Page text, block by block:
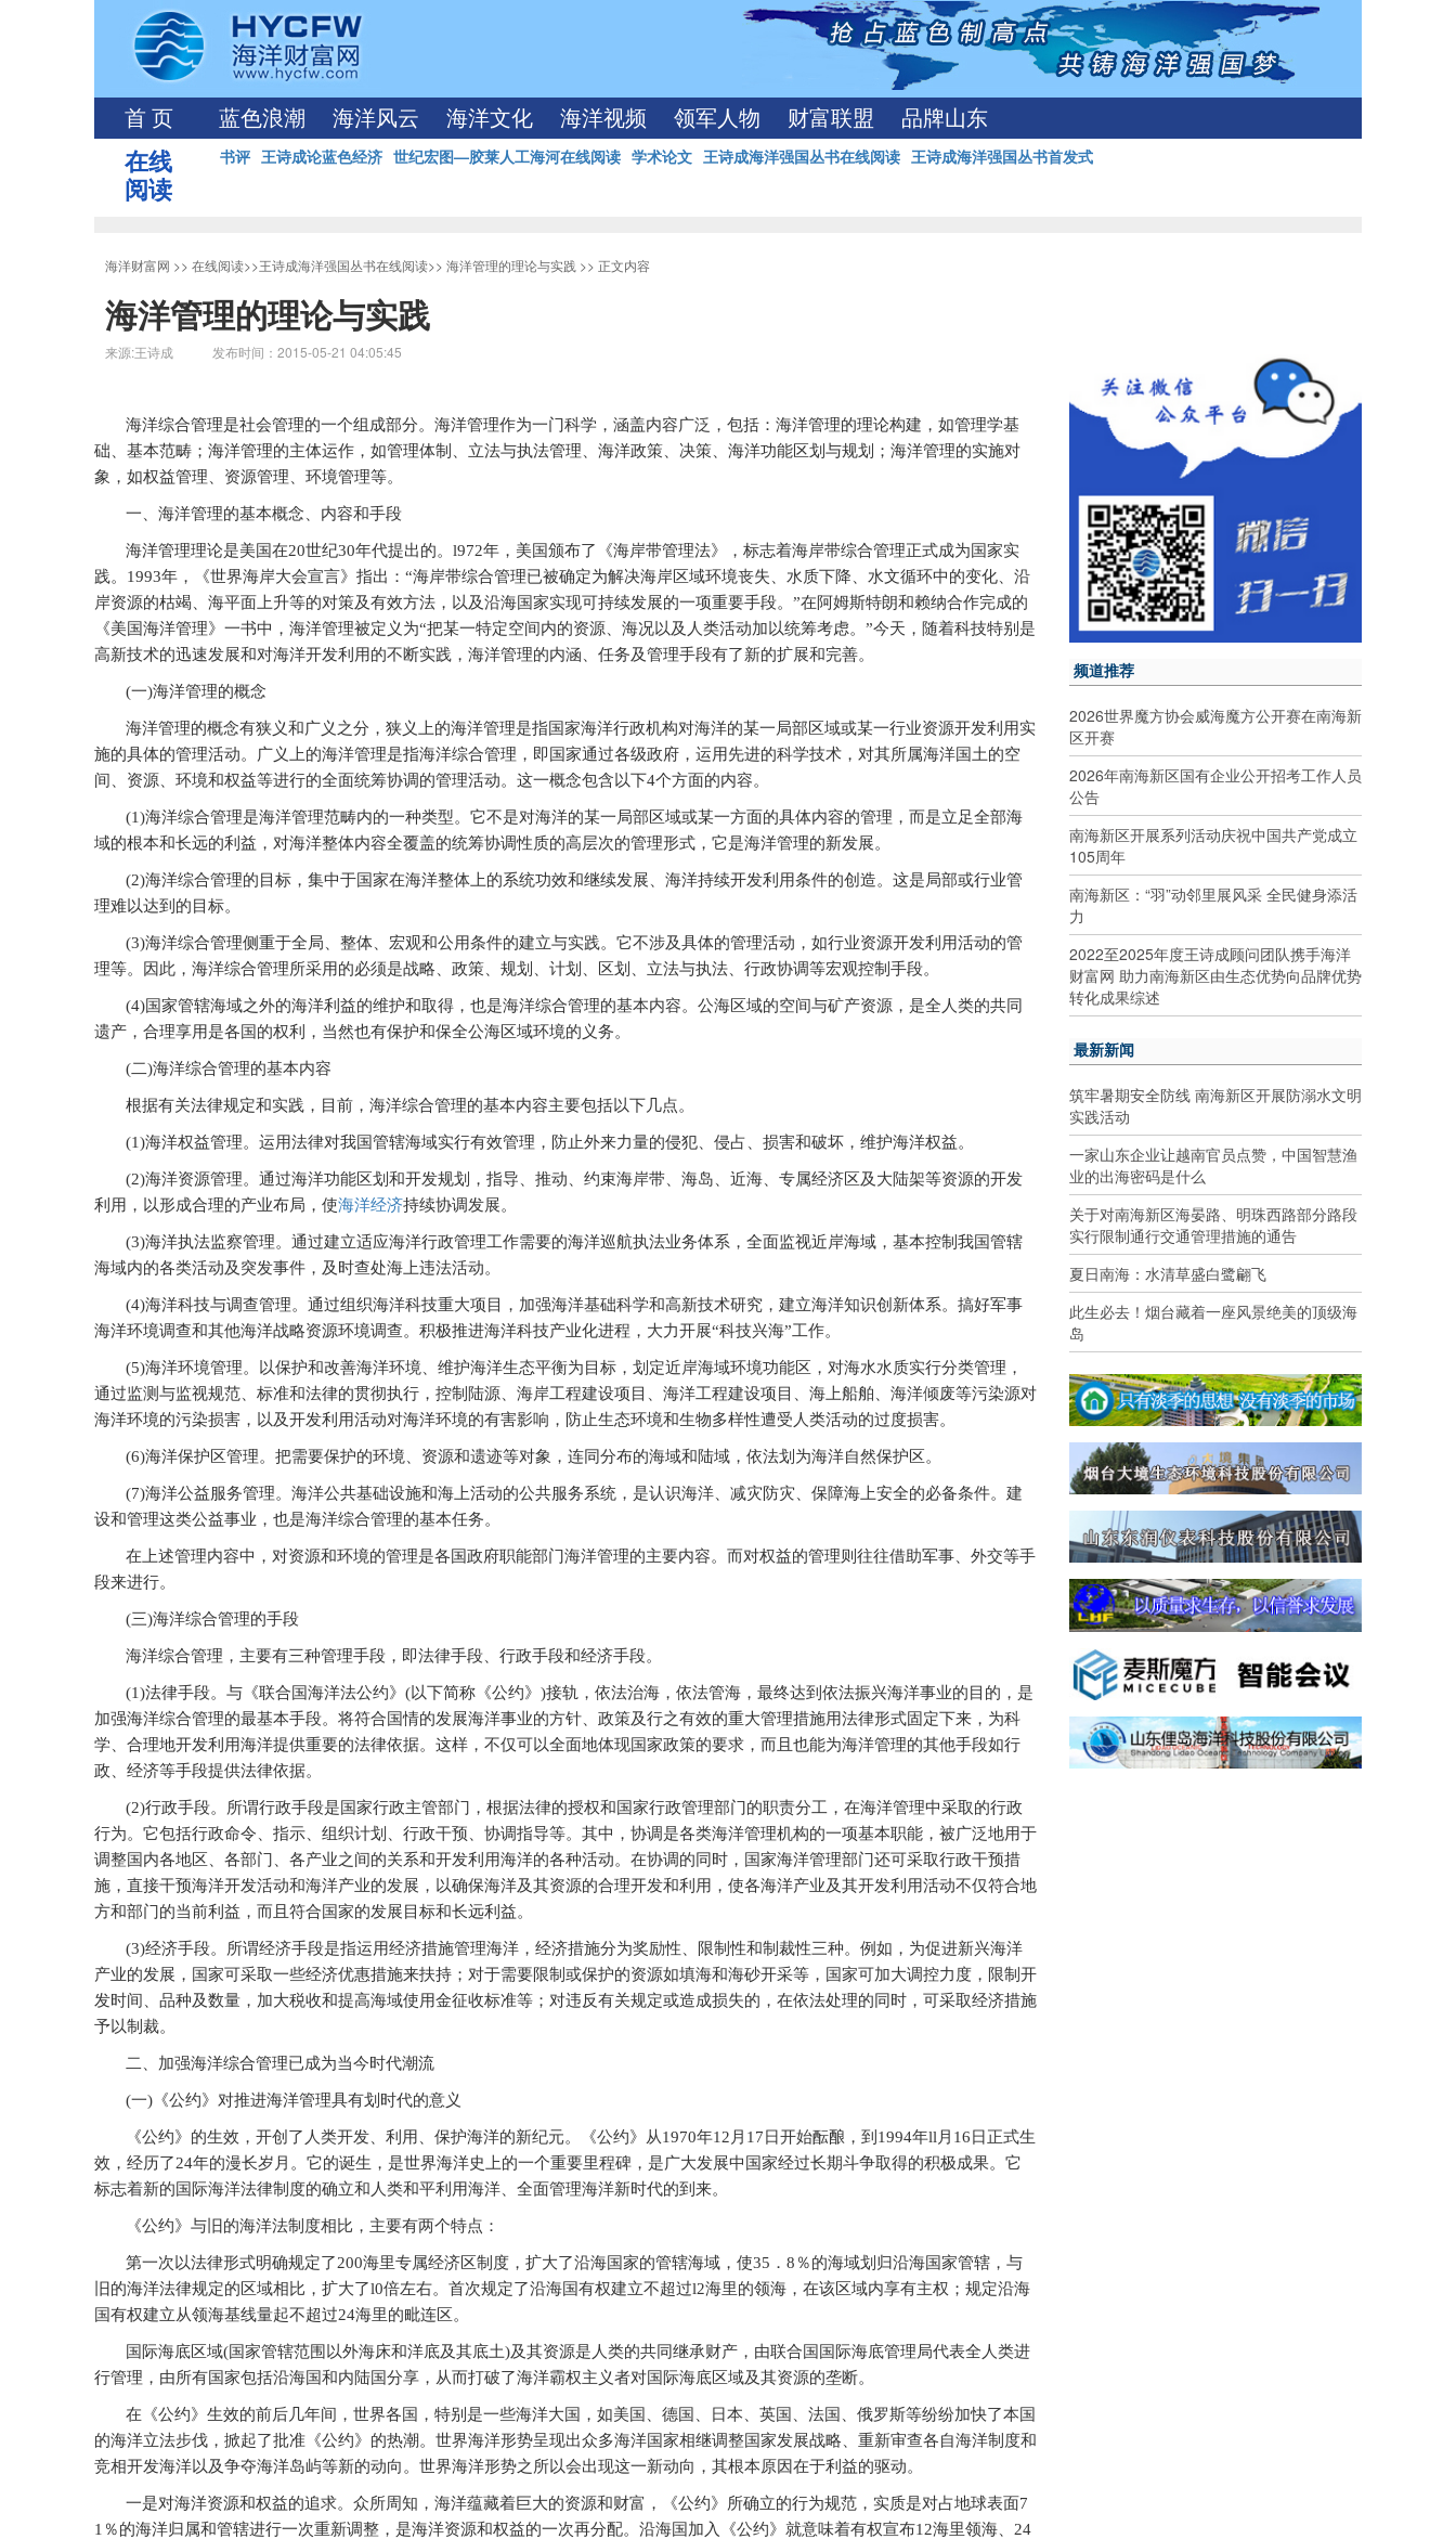
首 页 蓝色浪潮 海洋风云 海洋文化 海洋视频 领军人物 财富联盟 品牌山东
在线
阅读
书评 王诗成论蓝色经济 世纪宏图—胶莱人工海河在线阅读 学术论文 王诗成海洋强国丛书在线阅读 王诗成海洋强国丛书首发式
海洋财富网 >> 在线阅读>>王诗成海洋强国丛书在线阅读>> 海洋管理的理论与实践 >> 正文内容
海洋管理的理论与实践
来源:王诗成 发布时间：2015-05-21 04:05:45
海洋综合管理是社会管理的一个组成部分。海洋管理作为一门科学，涵盖内容广泛，包括：海洋管理的理论构建，如管理学基
础、基本范畴；海洋管理的主体运作，如管理体制、立法与执法管理、海洋政策、决策、海洋功能区划与规划；海洋管理的实施对
象，如权益管理、资源管理、环境管理等。
一、海洋管理的基本概念、内容和手段
海洋管理理论是美国在20世纪30年代提出的。l972年，美国颁布了《海岸带管理法》，标志着海岸带综合管理正式成为国家实
践。1993年，《世界海岸大会宣言》指出：“海岸带综合管理已被确定为解决海岸区域环境丧失、水质下降、水文循环中的变化、沿
岸资源的枯竭、海平面上升等的对策及有效方法，以及沿海国家实现可持续发展的一项重要手段。”在阿姆斯特朗和赖纳合作完成的
《美国海洋管理》一书中，海洋管理被定义为“把某一特定空间内的资源、海况以及人类活动加以统筹考虑。”今天，随着科技特别是
高新技术的迅速发展和对海洋开发利用的不断实践，海洋管理的内涵、任务及管理手段有了新的扩展和完善。
(一)海洋管理的概念
海洋管理的概念有狭义和广义之分，狭义上的海洋管理是指国家海洋行政机构对海洋的某一局部区域或某一行业资源开发利用实
施的具体的管理活动。广义上的海洋管理是指海洋综合管理，即国家通过各级政府，运用先进的科学技术，对其所属海洋国土的空
间、资源、环境和权益等进行的全面统筹协调的管理活动。这一概念包含以下4个方面的内容。
(1)海洋综合管理是海洋管理范畴内的一种类型。它不是对海洋的某一局部区域或某一方面的具体内容的管理，而是立足全部海
域的根本和长远的利益，对海洋整体内容全覆盖的统筹协调性质的高层次的管理形式，它是海洋管理的新发展。
(2)海洋综合管理的目标，集中于国家在海洋整体上的系统功效和继续发展、海洋持续开发利用条件的创造。这是局部或行业管
理难以达到的目标。
(3)海洋综合管理侧重于全局、整体、宏观和公用条件的建立与实践。它不涉及具体的管理活动，如行业资源开发利用活动的管
理等。因此，海洋综合管理所采用的必须是战略、政策、规划、计划、区划、立法与执法、行政协调等宏观控制手段。
(4)国家管辖海域之外的海洋利益的维护和取得，也是海洋综合管理的基本内容。公海区域的空间与矿产资源，是全人类的共同
遗产，合理享用是各国的权利，当然也有保护和保全公海区域环境的义务。
(二)海洋综合管理的基本内容
根据有关法律规定和实践，目前，海洋综合管理的基本内容主要包括以下几点。
(1)海洋权益管理。运用法律对我国管辖海域实行有效管理，防止外来力量的侵犯、侵占、损害和破坏，维护海洋权益。
(2)海洋资源管理。通过海洋功能区划和开发规划，指导、推动、约束海岸带、海岛、近海、专属经济区及大陆架等资源的开发
利用，以形成合理的产业布局，使海洋经济持续协调发展。
(3)海洋执法监察管理。通过建立适应海洋行政管理工作需要的海洋巡航执法业务体系，全面监视近岸海域，基本控制我国管辖
海域内的各类活动及突发事件，及时查处海上违法活动。
(4)海洋科技与调查管理。通过组织海洋科技重大项目，加强海洋基础科学和高新技术研究，建立海洋知识创新体系。搞好军事
海洋环境调查和其他海洋战略资源环境调查。积极推进海洋科技产业化进程，大力开展“科技兴海”工作。
(5)海洋环境管理。以保护和改善海洋环境、维护海洋生态平衡为目标，划定近岸海域环境功能区，对海水水质实行分类管理，
通过监测与监视规范、标准和法律的贯彻执行，控制陆源、海岸工程建设项目、海洋工程建设项目、海上船舶、海洋倾废等污染源对
海洋环境的污染损害，以及开发利用活动对海洋环境的有害影响，防止生态环境和生物多样性遭受人类活动的过度损害。
(6)海洋保护区管理。把需要保护的环境、资源和遗迹等对象，连同分布的海域和陆域，依法划为海洋自然保护区。
(7)海洋公益服务管理。海洋公共基础设施和海上活动的公共服务系统，是认识海洋、减灾防灾、保障海上安全的必备条件。建
设和管理这类公益事业，也是海洋综合管理的基本任务。
在上述管理内容中，对资源和环境的管理是各国政府职能部门海洋管理的主要内容。而对权益的管理则往往借助军事、外交等手
段来进行。
(三)海洋综合管理的手段
海洋综合管理，主要有三种管理手段，即法律手段、行政手段和经济手段。
(1)法律手段。与《联合国海洋法公约》(以下简称《公约》)接轨，依法治海，依法管海，最终达到依法振兴海洋事业的目的，是
加强海洋综合管理的最基本手段。将符合国情的发展海洋事业的方针、政策及行之有效的重大管理措施用法律形式固定下来，为科
学、合理地开发利用海洋提供重要的法律依据。这样，不仅可以全面地体现国家政策的要求，而且也能为海洋管理的其他手段如行
政、经济等手段提供法律依据。
(2)行政手段。所谓行政手段是国家行政主管部门，根据法律的授权和国家行政管理部门的职责分工，在海洋管理中采取的行政
行为。它包括行政命令、指示、组织计划、行政干预、协调指导等。其中，协调是各类海洋管理机构的一项基本职能，被广泛地用于
调整国内各地区、各部门、各产业之间的关系和开发利用海洋的各种活动。在协调的同时，国家海洋管理部门还可采取行政干预措
施，直接干预海洋开发活动和海洋产业的发展，以确保海洋及其资源的合理开发和利用，使各海洋产业及其开发利用活动不仅符合地
方和部门的当前利益，而且符合国家的发展目标和长远利益。
(3)经济手段。所谓经济手段是指运用经济措施管理海洋，经济措施分为奖励性、限制性和制裁性三种。例如，为促进新兴海洋
产业的发展，国家可采取一些经济优惠措施来扶持；对于需要限制或保护的资源如填海和海砂开采等，国家可加大调控力度，限制开
发时间、品种及数量，加大税收和提高海域使用金征收标准等；对违反有关规定或造成损失的，在依法处理的同时，可采取经济措施
予以制裁。
二、加强海洋综合管理已成为当今时代潮流
(一)《公约》对推进海洋管理具有划时代的意义
《公约》的生效，开创了人类开发、利用、保护海洋的新纪元。《公约》从1970年12月17日开始酝酿，到1994年ll月16日正式生
效，经历了24年的漫长岁月。它的诞生，是世界海洋史上的一个重要里程碑，是广大发展中国家经过长期斗争取得的积极成果。它
标志着新的国际海洋法律制度的确立和人类和平利用海洋、全面管理海洋新时代的到来。
《公约》与旧的海洋法制度相比，主要有两个特点：
第一次以法律形式明确规定了200海里专属经济区制度，扩大了沿海国家的管辖海域，使35．8％的海域划归沿海国家管辖，与
旧的海洋法律规定的区域相比，扩大了l0倍左右。首次规定了沿海国有权建立不超过l2海里的领海，在该区域内享有主权；规定沿海
国有权建立从领海基线量起不超过24海里的毗连区。
国际海底区域(国家管辖范围以外海床和洋底及其底土)及其资源是人类的共同继承财产，由联合国国际海底管理局代表全人类进
行管理，由所有国家包括沿海国和内陆国分享，从而打破了海洋霸权主义者对国际海底区域及其资源的垄断。
在《公约》生效的前后几年间，世界各国，特别是一些海洋大国，如美国、德国、日本、英国、法国、俄罗斯等纷纷加快了本国
的海洋立法步伐，掀起了批准《公约》的热潮。世界海洋形势呈现出众多海洋国家相继调整国家发展战略、重新审查各自海洋制度和
竞相开发海洋以及争夺海洋岛屿等新的动向。世界海洋形势之所以会出现这一新动向，其根本原因在于利益的驱动。
一是对海洋资源和权益的追求。众所周知，海洋蕴藏着巨大的资源和财富，《公约》所确立的行为规范，实质是对占地球表面7
1％的海洋归属和管辖进行一次重新调整，是海洋资源和权益的一次再分配。沿海国加入《公约》就意味着有权宣布12海里领海、24
频道推荐
2026世界魔方协会威海魔方公开赛在南海新
区开赛
2026年南海新区国有企业公开招考工作人员
公告
南海新区开展系列活动庆祝中国共产党成立
105周年
南海新区：“羽”动邻里展风采 全民健身添活
力
2022至2025年度王诗成顾问团队携手海洋
财富网 助力南海新区由生态优势向品牌优势
转化成果综述
最新新闻
筑牢暑期安全防线 南海新区开展防溺水文明
实践活动
一家山东企业让越南官员点赞，中国智慧渔
业的出海密码是什么
关于对南海新区海晏路、明珠西路部分路段
实行限制通行交通管理措施的通告
夏日南海：水清草盛白鹭翩飞
此生必去！烟台藏着一座风景绝美的顶级海
岛